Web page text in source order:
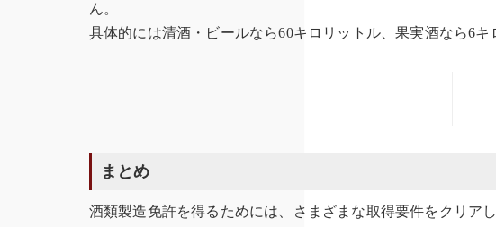
ん。
具体的には清酒・ビールなら60キロリットル、果実酒なら6キ
まとめ
酒類製造免許を得るためには、さまざまな取得要件をクリア